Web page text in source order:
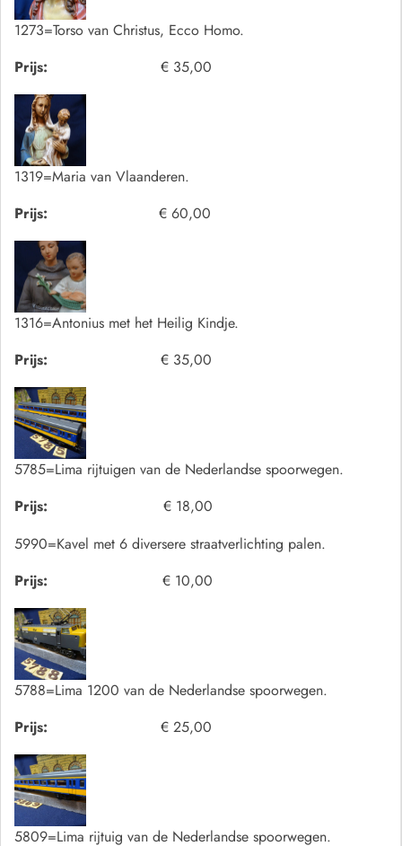
1273=Torso van Christus, Ecco Homo.
Prijs:
€ 35,00
1319=Maria van Vlaanderen.
Prijs:
€ 60,00
1316=Antonius met het Heilig Kindje.
Prijs:
€ 35,00
5785=Lima rijtuigen van de Nederlandse spoorwegen.
Prijs:
€ 18,00
5990=Kavel met 6 diversere straatverlichting palen.
Prijs:
€ 10,00
5788=Lima 1200 van de Nederlandse spoorwegen.
Prijs:
€ 25,00
5809=Lima rijtuig van de Nederlandse spoorwegen.